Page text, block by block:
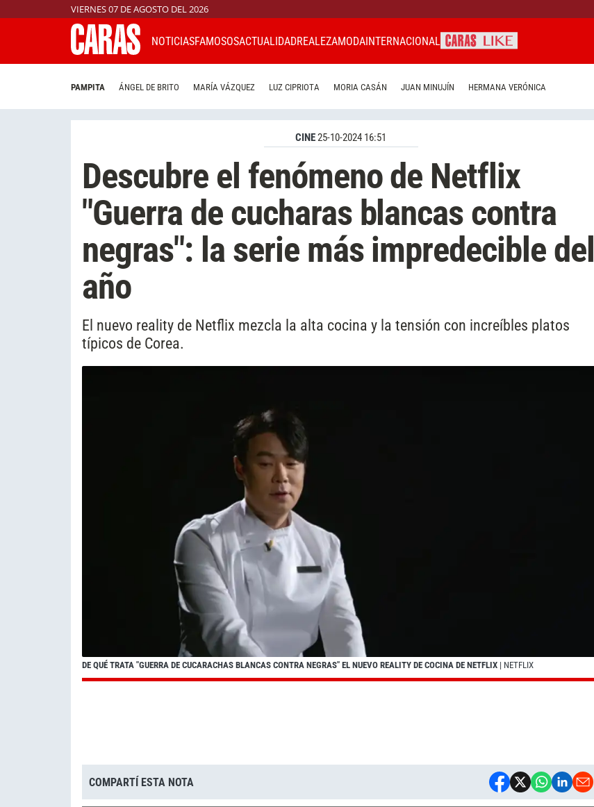
VIERNES 07 DE AGOSTO DEL 2026
NOTICIASFAMOSOSACTUALIDADREALEZAMODAINTERNACIONAL
PAMPITA ÁNGEL DE BRITO MARÍA VÁZQUEZ LUZ CIPRIOTA MORIA CASÁN JUAN MINUJÍN HERMANA VERÓNICA
CINE25-10-2024 16:51
Descubre el fenómeno de Netflix
"Guerra de cucharas blancas contra
negras": la serie más impredecible del
año
El nuevo reality de Netflix mezcla la alta cocina y la tensión con increíbles platos
típicos de Corea.
DE QUÉ TRATA "GUERRA DE CUCARACHAS BLANCAS CONTRA NEGRAS" EL NUEVO REALITY DE COCINA DE NETFLIX | NETFLIX
COMPARTÍ ESTA NOTA